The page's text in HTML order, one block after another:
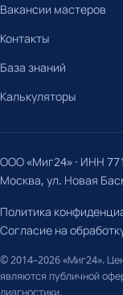
Вакансии мастеров
Контакты
База знаний
Калькуляторы
ООО «Миг24» · ИНН
Москва, ул. Новая
Политика
Согласие на
© 2014–2026 «Миг24».
являются публичной
диагностики.